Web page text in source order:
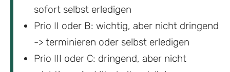
sofort selbst erledigen
Prio II oder B: wichtig, aber nicht dringend
-> terminieren oder selbst erledigen
Prio III oder C: dringend, aber nicht